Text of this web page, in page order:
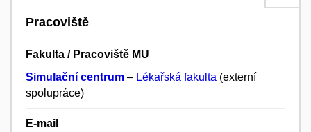
Pracoviště
Fakulta / Pracoviště MU
Simulační centrum – Lékařská fakulta (externí
spolupráce)
E-mail